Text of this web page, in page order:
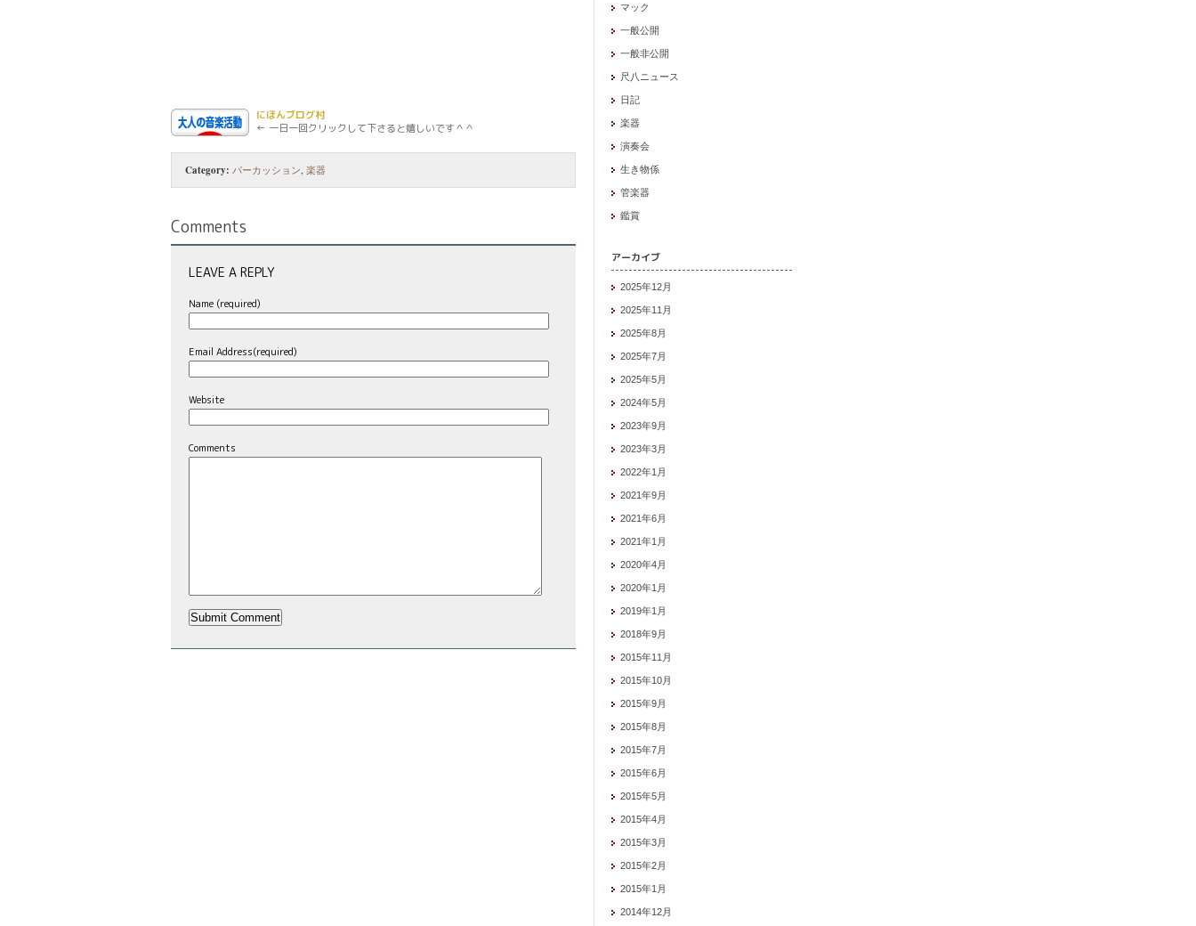
にほんブログ村
← 一日一回クリックして下さると嬉しいです＾＾
Category: パーカッション 楽器
Comments
LEAVE A REPLY
Name (required)
Email Address(required)
Website
Comments
マック
一般公開
一般非公開
尺八ニュース
日記
楽器
演奏会
生き物係
管楽器
鑑賞
アーカイブ
2025年12月
2025年11月
2025年8月
2025年7月
2025年5月
2024年5月
2023年9月
2023年3月
2022年1月
2021年9月
2021年6月
2021年1月
2020年4月
2020年1月
2019年1月
2018年9月
2015年11月
2015年10月
2015年9月
2015年8月
2015年7月
2015年6月
2015年5月
2015年4月
2015年3月
2015年2月
2015年1月
2014年12月